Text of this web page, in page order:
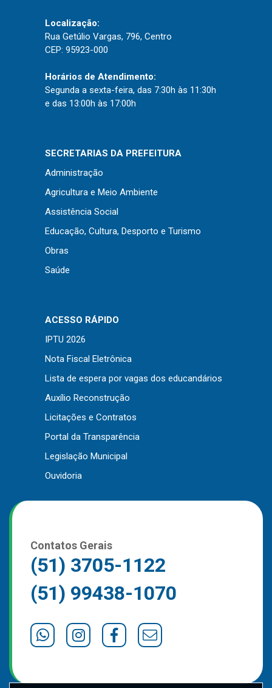
Publicações
Diário Oficial (Novo)
Recursos Humanos
Processo Seletivo
Outros
Downloads
Notícias
Localização:
Rua Getúlio Vargas, 796, Centro
CEP: 95923-000
Horários de Atendimento:
Segunda a sexta-feira, das 7:30h às 11:30h
e das 13:00h às 17:00h
SECRETARIAS DA PREFEITURA
Administração
Agricultura e Meio Ambiente
Assistência Social
Educação, Cultura, Desporto e Turismo
Obras
Saúde
ACESSO RÁPIDO
IPTU 2026
Nota Fiscal Eletrônica
Lista de espera por vagas dos educandários
Auxílio Reconstrução
Licitações e Contratos
Portal da Transparência
Legislação Municipal
Ouvidoria
Contatos Gerais
(51) 3705-1122
(51) 99438-1070